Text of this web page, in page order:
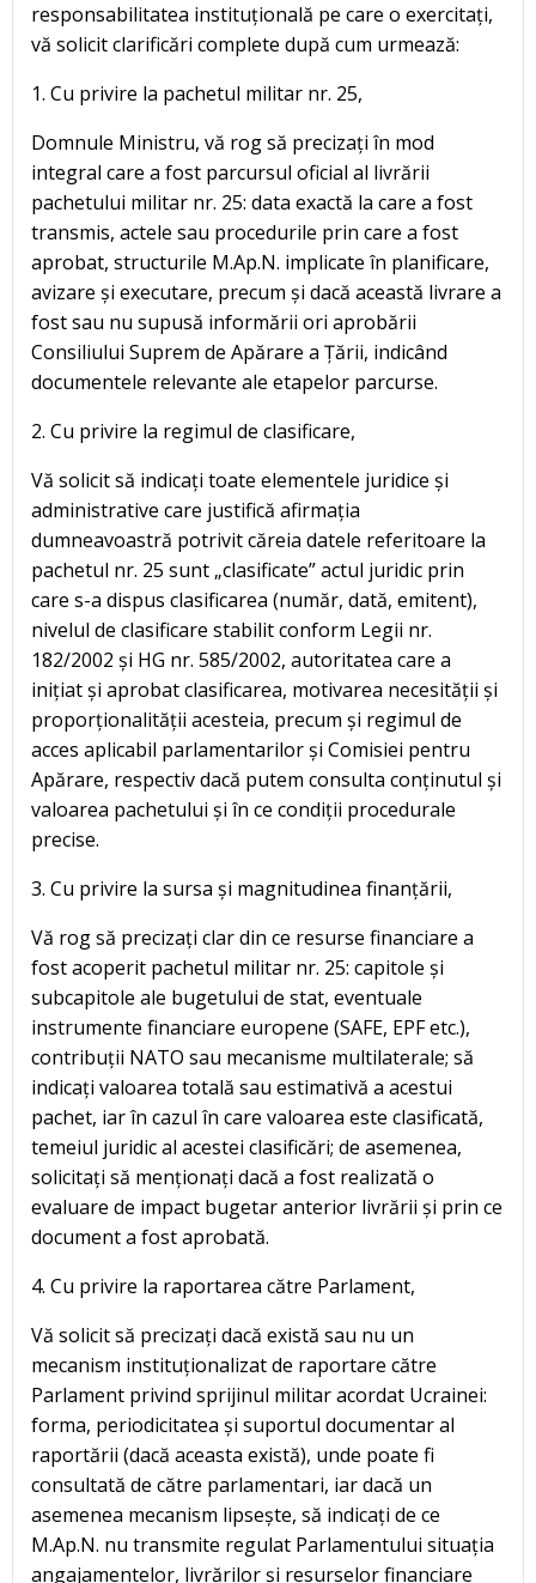
responsabilitatea instituțională pe care o exercitați,
vă solicit clarificări complete după cum urmează:
1. Cu privire la pachetul militar nr. 25,
Domnule Ministru, vă rog să precizați în mod
integral care a fost parcursul oficial al livrării
pachetului militar nr. 25: data exactă la care a fost
transmis, actele sau procedurile prin care a fost
aprobat, structurile M.Ap.N. implicate în planificare,
avizare și executare, precum și dacă această livrare a
fost sau nu supusă informării ori aprobării
Consiliului Suprem de Apărare a Țării, indicând
documentele relevante ale etapelor parcurse.
2. Cu privire la regimul de clasificare,
Vă solicit să indicați toate elementele juridice și
administrative care justifică afirmația
dumneavoastră potrivit căreia datele referitoare la
pachetul nr. 25 sunt „clasificate” actul juridic prin
care s-a dispus clasificarea (număr, dată, emitent),
nivelul de clasificare stabilit conform Legii nr.
182/2002 și HG nr. 585/2002, autoritatea care a
inițiat și aprobat clasificarea, motivarea necesității și
proporționalității acesteia, precum și regimul de
acces aplicabil parlamentarilor și Comisiei pentru
Apărare, respectiv dacă putem consulta conținutul și
valoarea pachetului și în ce condiții procedurale
precise.
3. Cu privire la sursa și magnitudinea finanțării,
Vă rog să precizați clar din ce resurse financiare a
fost acoperit pachetul militar nr. 25: capitole și
subcapitole ale bugetului de stat, eventuale
instrumente financiare europene (SAFE, EPF etc.),
contribuții NATO sau mecanisme multilaterale; să
indicați valoarea totală sau estimativă a acestui
pachet, iar în cazul în care valoarea este clasificată,
temeiul juridic al acestei clasificări; de asemenea,
solicitați să menționați dacă a fost realizată o
evaluare de impact bugetar anterior livrării și prin ce
document a fost aprobată.
4. Cu privire la raportarea către Parlament,
Vă solicit să precizați dacă există sau nu un
mecanism instituționalizat de raportare către
Parlament privind sprijinul militar acordat Ucrainei:
forma, periodicitatea și suportul documentar al
raportării (dacă aceasta există), unde poate fi
consultată de către parlamentari, iar dacă un
asemenea mecanism lipsește, să indicați de ce
M.Ap.N. nu transmite regulat Parlamentului situația
angajamentelor, livrărilor și resurselor financiare